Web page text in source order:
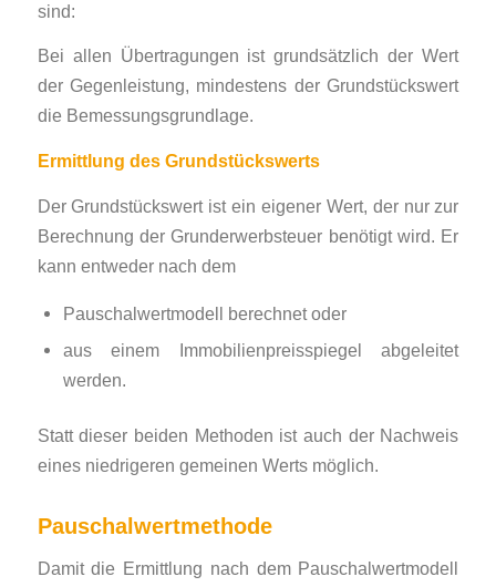
sind:
Bei allen Übertragungen ist grundsätzlich der Wert
der Gegenleistung, mindestens der Grundstückswert
die Bemessungsgrundlage.
Ermittlung des Grundstückswerts
Der Grundstückswert ist ein eigener Wert, der nur zur
Berechnung der Grunderwerbsteuer benötigt wird. Er
kann entweder nach dem
Pauschalwertmodell berechnet oder
aus einem Immobilienpreisspiegel abgeleitet
werden.
Statt dieser beiden Methoden ist auch der Nachweis
eines niedrigeren gemeinen Werts möglich.
Pauschalwertmethode
Damit die Ermittlung nach dem Pauschalwertmodell